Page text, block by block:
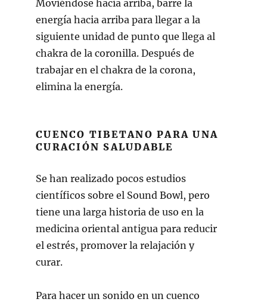
Moviéndose hacia arriba, barre la
energía hacia arriba para llegar a la
siguiente unidad de punto que llega al
chakra de la coronilla. Después de
trabajar en el chakra de la corona,
elimina la energía.
CUENCO TIBETANO PARA UNA
CURACIÓN SALUDABLE
Se han realizado pocos estudios
científicos sobre el Sound Bowl, pero
tiene una larga historia de uso en la
medicina oriental antigua para reducir
el estrés, promover la relajación y
curar.
Para hacer un sonido en un cuenco